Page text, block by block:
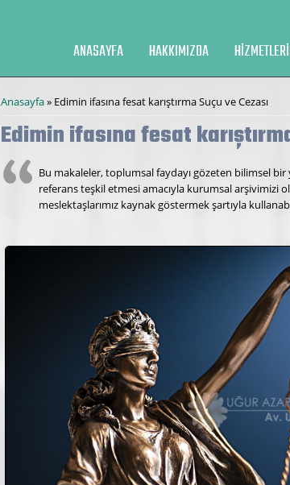
ANASAYFA HAKKIMIZDA
Buradasınız
Anasayfa» Edimin ifasına fesat karıştırma Suçu ve Cezası
Edimin ifasına fesat
Bu makaleler, toplumsal faydayı gözeten bilimsel bir
referans teşkil etmesi amacıyla kurumsal arşivimizi
meslektaşlarımız kaynak göstermek şartıyla